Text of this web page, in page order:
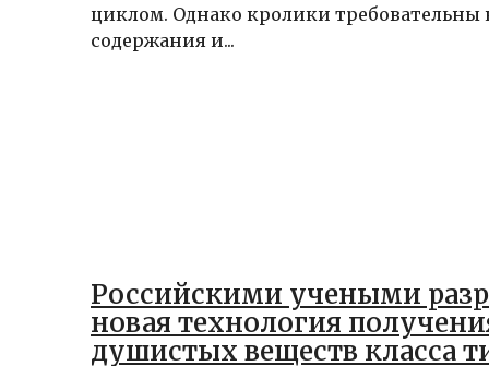
циклом. Однако кролики требовательны
содержания и...
Российскими учеными
новая технология
душистых веществ класса